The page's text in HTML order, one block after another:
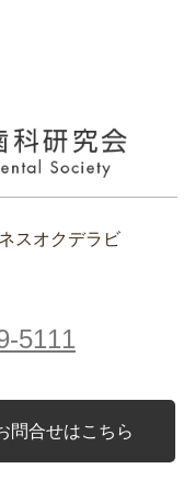
スオクデラビ
5111
問合せはこちら